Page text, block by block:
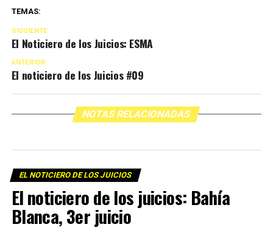
TEMAS:
SIGUIENTE
El Noticiero de los Juicios: ESMA
ANTERIOR
El noticiero de los Juicios #09
NOTAS RELACIONADAS
EL NOTICIERO DE LOS JUICIOS
El noticiero de los juicios: Bahía
Blanca, 3er juicio